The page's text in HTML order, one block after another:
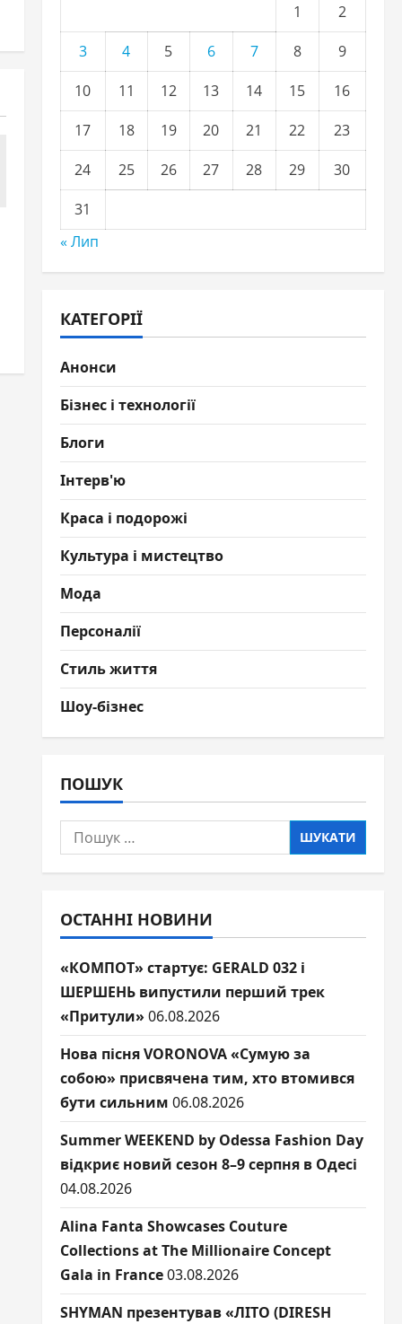
1
2
3
4 5 6 7 8
9
10
11 12 13 14 15
16
17
18 19 20 21 22
23
24
25 26 27 28 29
30
31
« Лип
КАТЕГОРІЇ
Анонси
Бізнес і технології
Блоги
Інтерв'ю
Краса і подорожі
Культура і мистецтво
Мода
Персоналії
Стиль життя
Шоу-бізнес
ПОШУК
Пошук:
ОСТАННІ НОВИНИ
«КОМПОТ» стартує: GERALD 032 і
ШЕРШЕНЬ випустили перший трек
«Притули» 06.08.2026
Нова пісня VORONOVA «Сумую за
собою» присвячена тим, хто втомився
бути сильним 06.08.2026
Summer WEEKEND by Odessa Fashion Day
відкриє новий сезон 8–9 серпня в Одесі
04.08.2026
Alina Fanta Showcases Couture
Collections at The Millionaire Concept
Gala in France03.08.2026
SHYMAN презентував «ЛІТО (DIRESH